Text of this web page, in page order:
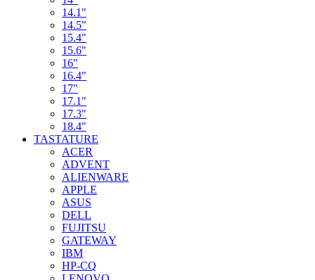
14.1"
14.5"
15.4"
15.6"
16"
16.4"
17"
17.1"
17.3"
18.4"
TASTATURE
ACER
ADVENT
ALIENWARE
APPLE
ASUS
DELL
FUJITSU
GATEWAY
IBM
HP-CQ